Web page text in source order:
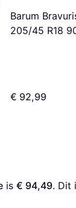
Barum
205/45 R18
€ 92,99
is € 94,49. Dit